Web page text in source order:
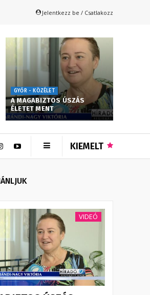
Jelentkezz be / Csatlakozz
GYŐR - KÖZÉLET
A MAGABIZTOS ÚSZÁS
ÉLETET MENT
KIEMELT
VIDEÓ